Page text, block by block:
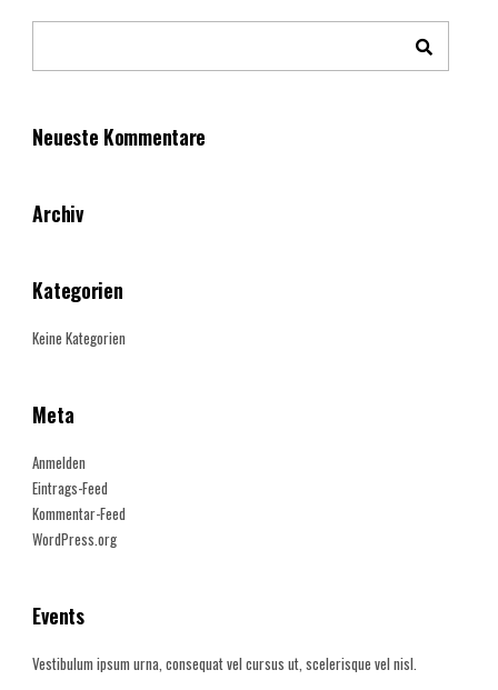
Neueste Kommentare
Archiv
Kategorien
Keine Kategorien
Meta
Anmelden
Eintrags-Feed
Kommentar-Feed
WordPress.org
Events
Vestibulum ipsum urna, consequat vel cursus ut, scelerisque vel nisl.